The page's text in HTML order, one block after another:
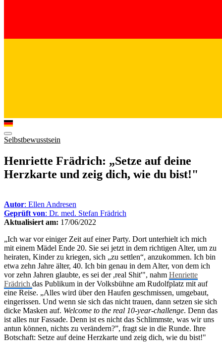
Selbstbewusstsein
Henriette Frädrich: „Setze auf deine
Herzkarte und zeig dich, wie du bist!"
Autor: Ellen Andresen
Geprüft von: Dr. med. Stefan Frädrich
Aktualisiert am: 17/06/2022
„Ich war vor einiger Zeit auf einer Party. Dort unterhielt ich mich
mit einem Mädel Ende 20. Sie sei jetzt in dem richtigen Alter, um zu
heiraten, Kinder zu kriegen, sich „zu settlen“, anzukommen. Ich bin
etwa zehn Jahre älter, 40. Ich bin genau in dem Alter, von dem ich
vor zehn Jahren glaubte, es sei der ,real Shit'", nahm Henriette
Frädrich das Publikum in der Volksbühne am Rudolfplatz mit auf
eine Reise. „Alles wird über den Haufen geschmissen, umgebaut,
eingerissen. Und wenn sie sich das nicht trauen, dann setzen sie sich
dicke Masken auf. Welcome to the real 10-year-challenge. Denn das
ist alles nur Fassade. Denn ist es nicht das Schlimmste, was wir uns
antun können, nichts zu verändern?”, fragt sie in die Runde. Ihre
Botschaft: Setze auf deine Herzkarte und zeig dich, wie du bist!"